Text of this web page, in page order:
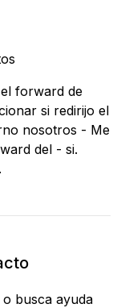
forward de
si redirijo el
nosotros - Me
del - si.
busca ayuda